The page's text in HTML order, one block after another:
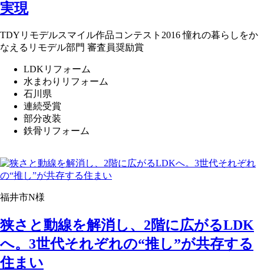
実現
TDYリモデルスマイル作品コンテスト2016 憧れの暮らしをか
なえるリモデル部門 審査員奨励賞
LDKリフォーム
水まわりリフォーム
石川県
連続受賞
部分改装
鉄骨リフォーム
福井市N様
狭さと動線を解消し、2階に広がるLDK
へ。3世代それぞれの“推し”が共存する
住まい